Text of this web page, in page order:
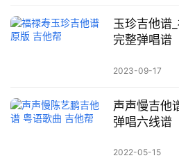
玉珍吉他谱
完整弹唱谱
2023-09-17
声声慢吉他
弹唱六线谱
2022-05-15